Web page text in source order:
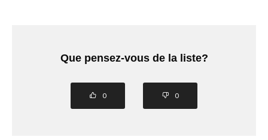
Que pensez-vous de la liste?
0 0